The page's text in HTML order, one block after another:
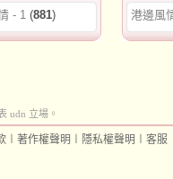
- 1 (881) 港邊風
udn 立場。
著作權聲明 隱私權聲明 客服